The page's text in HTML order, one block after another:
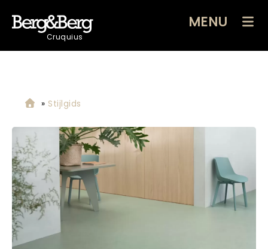
Cruquius
MENU
» Stijlgids